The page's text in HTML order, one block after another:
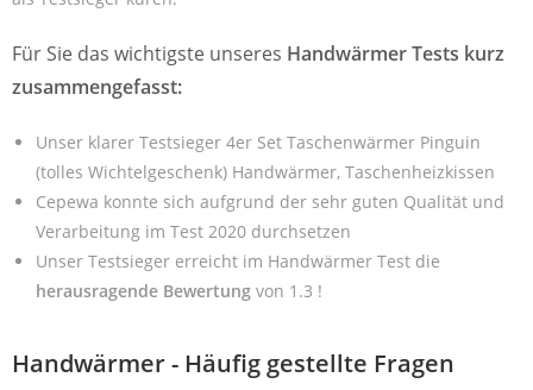
Für Sie das wichtigste unseres Handwärmer Tests kurz
zusammengefasst:
Unser klarer Testsieger 4er Set Taschenwärmer Pinguin
(tolles Wichtelgeschenk) Handwärmer, Taschenheizkissen
Cepewa konnte sich aufgrund der sehr guten Qualität und
Verarbeitung im Test 2020 durchsetzen
Unser Testsieger erreicht im Handwärmer Test die
herausragende Bewertung von 1.3 !
Handwärmer - Häufig gestellte Fragen